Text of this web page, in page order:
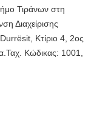
Τιράνων στη
Διαχείρισης
Κτίριο 4, 2ος
Κώδικας: 1001,